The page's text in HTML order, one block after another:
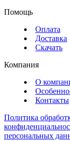
Помощь
Оплата
Доставка
Скачать
Компания
О
Контакты
Политика
персональных